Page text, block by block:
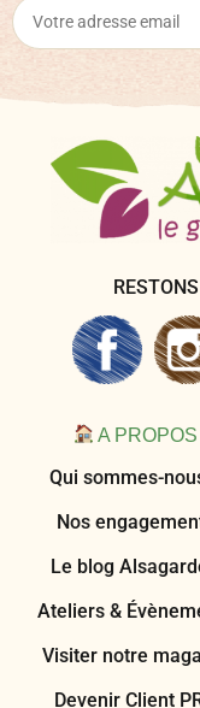
RESTONS
A PROPOS
Qui sommes-
Nos
Le blog
Ateliers &
Visiter notre
Devenir Client